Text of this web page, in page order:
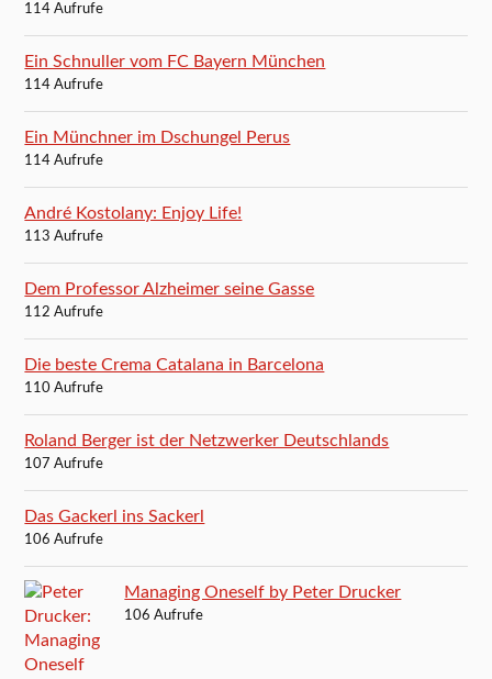
114 Aufrufe
Ein Schnuller vom FC Bayern München
114 Aufrufe
Ein Münchner im Dschungel Perus
114 Aufrufe
André Kostolany: Enjoy Life!
113 Aufrufe
Dem Professor Alzheimer seine Gasse
112 Aufrufe
Die beste Crema Catalana in Barcelona
110 Aufrufe
Roland Berger ist der Netzwerker Deutschlands
107 Aufrufe
Das Gackerl ins Sackerl
106 Aufrufe
Managing Oneself by Peter Drucker
106 Aufrufe